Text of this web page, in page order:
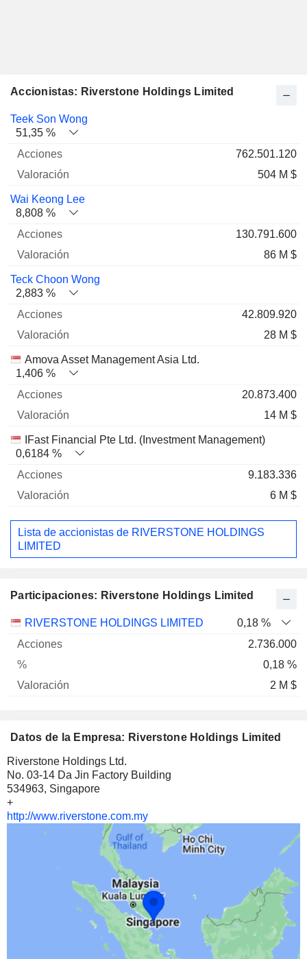
Accionistas: Riverstone Holdings Limited
Nombre Acciones
Teek Son Wong
51,35 %
762.501.120
504 M $
Wai Keong Lee
8,808 %
130.791.600
86 M $
Teck Choon Wong
2,883 %
42.809.920
28 M $
Amova Asset Management Asia Ltd.
1,406 %
20.873.400
14 M $
IFast Financial Pte Ltd. (Investment Management)
0,6184 %
9.183.336
6 M $
Lista de accionistas de RIVERSTONE HOLDINGS
LIMITED
Participaciones: Riverstone Holdings Limited
Nombre Acciones % Valoración
RIVERSTONE HOLDINGS LIMITED
0,18 %
2.736.000
0,18 %
2 M $
Datos de la Empresa: Riverstone Holdings Limited
Riverstone Holdings Ltd.
No. 03-14 Da Jin Factory Building
534963, Singapore
+
http://www.riverstone.com.my